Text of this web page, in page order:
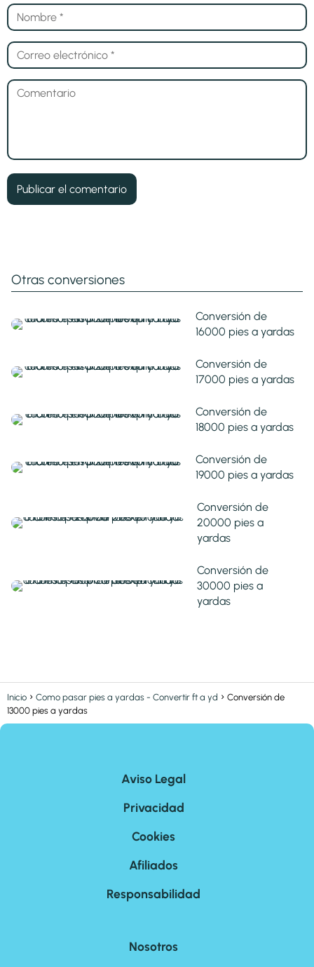
Otras conversiones
Conversión de
16000 pies a yardas
Conversión de
17000 pies a yardas
Conversión de
18000 pies a yardas
Conversión de
19000 pies a yardas
Conversión de
20000 pies a
yardas
Conversión de
30000 pies a
yardas
Inicio Como pasar pies a yardas - Convertir ft a yd
Conversión de
13000 pies a yardas
Aviso Legal
Privacidad
Cookies
Afiliados
Responsabilidad
Nosotros